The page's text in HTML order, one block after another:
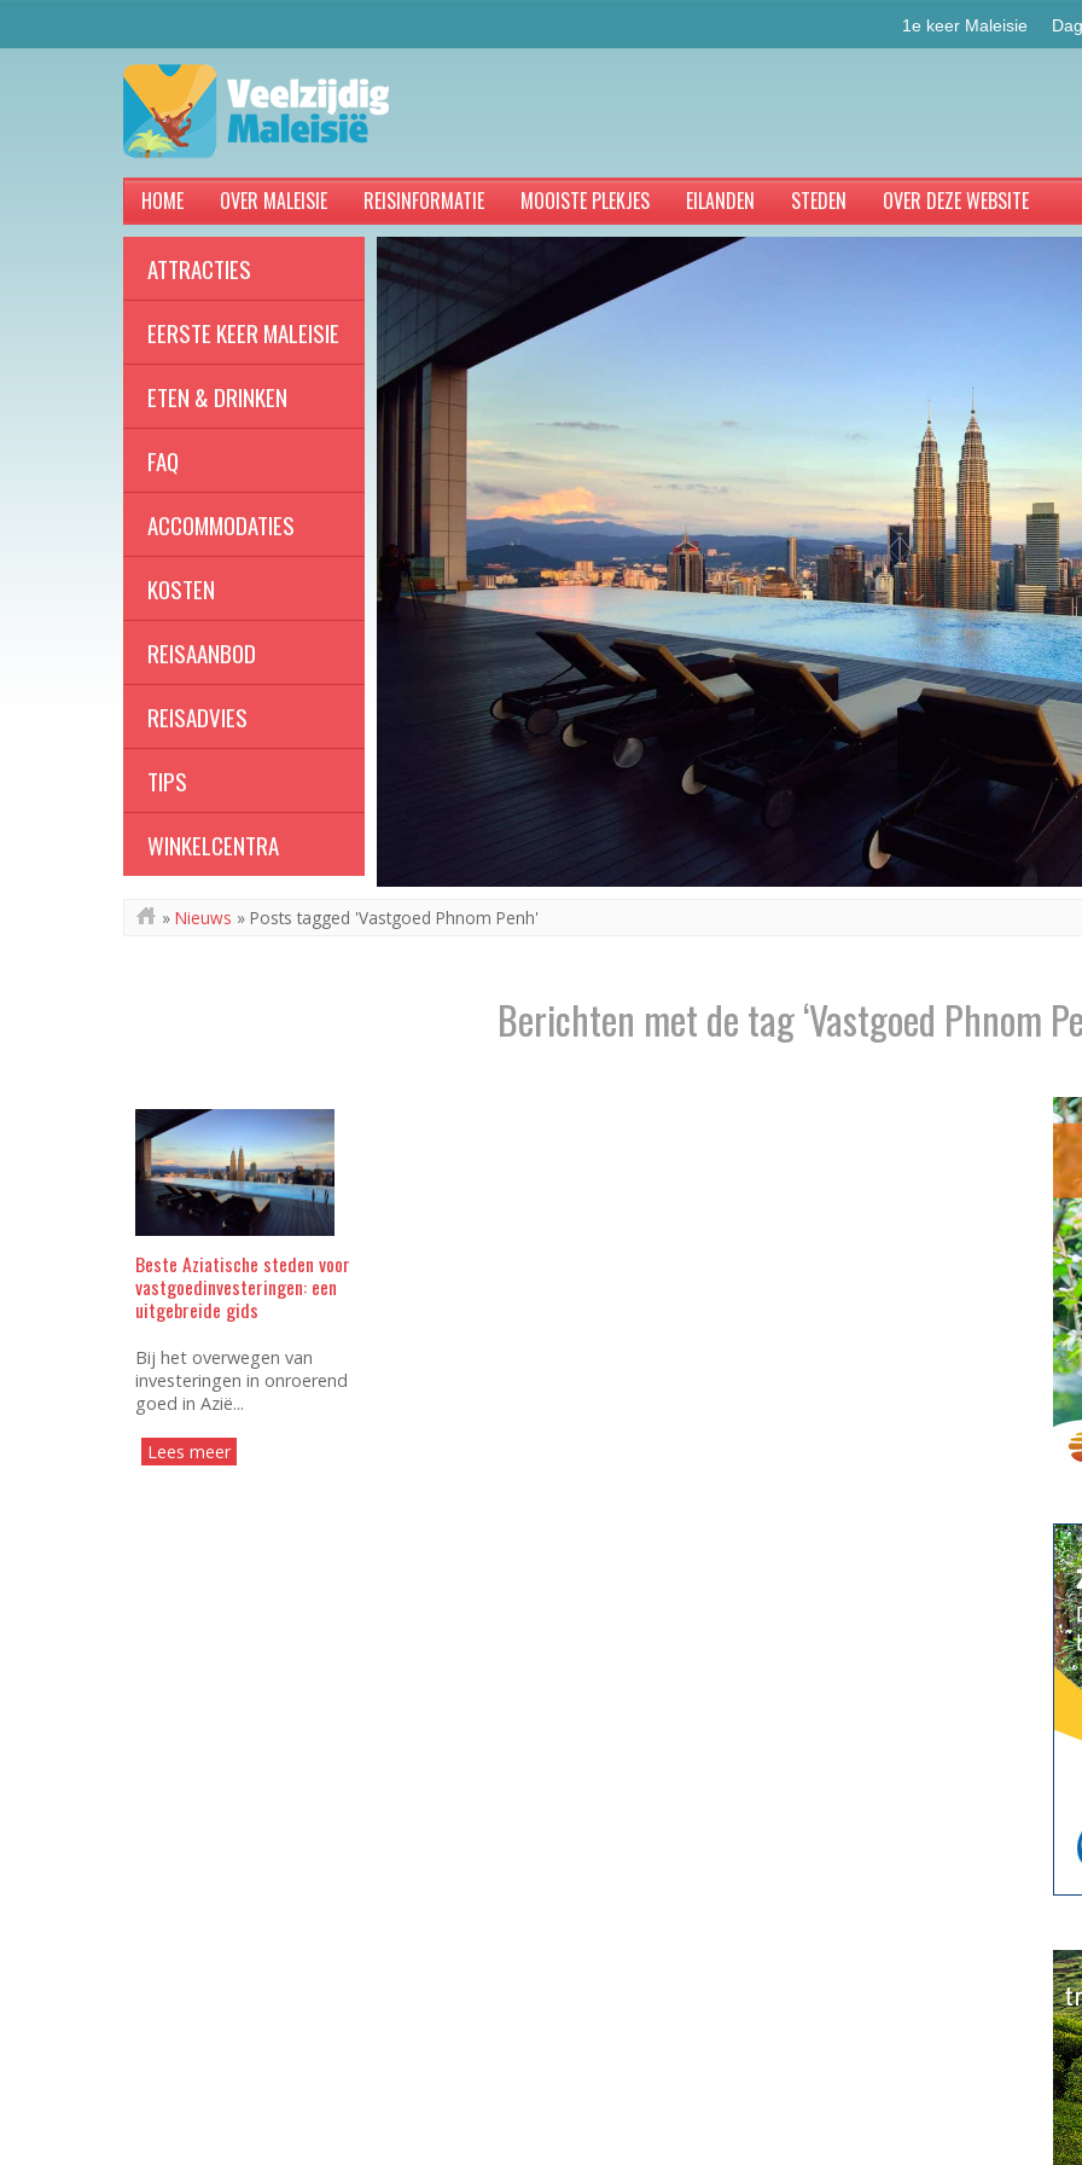
1e keer Maleisie
HOME OVER MALEISIE REISINFORMATIE MOOISTE PLEKJES EILANDEN STEDEN OVER DEZE WEBSITE
ATTRACTIES
EERSTE KEER MALEISIE
ETEN & DRINKEN
FAQ
ACCOMMODATIES
KOSTEN
REISAANBOD
REISADVIES
TIPS
WINKELCENTRA
» Nieuws » Posts tagged 'Vastgoed Phnom Penh'
Berichten met de tag ‘Vastgoed Phnom
Beste Aziatische steden voor
vastgoedinvesteringen: een
uitgebreide gids
Bij het overwegen van
investeringen in onroerend
goed in Azië...
Lees meer